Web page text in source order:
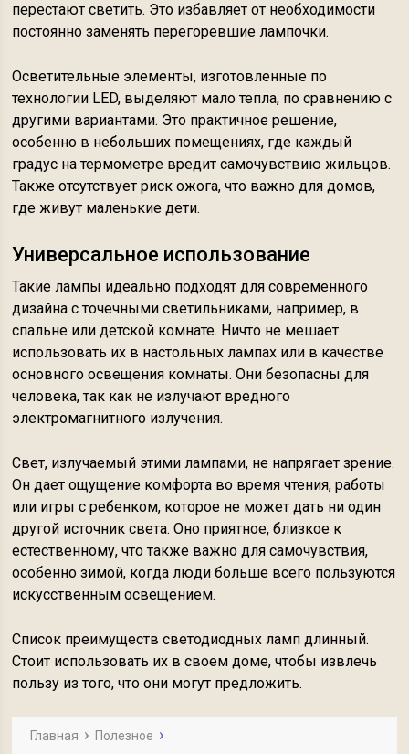
перестают светить. Это избавляет от необходимости
постоянно заменять перегоревшие лампочки.
Осветительные элементы, изготовленные по
технологии LED, выделяют мало тепла, по сравнению с
другими вариантами. Это практичное решение,
особенно в небольших помещениях, где каждый
градус на термометре вредит самочувствию жильцов.
Также отсутствует риск ожога, что важно для домов,
где живут маленькие дети.
Универсальное использование
Такие лампы идеально подходят для современного
дизайна с точечными светильниками, например, в
спальне или детской комнате. Ничто не мешает
использовать их в настольных лампах или в качестве
основного освещения комнаты. Они безопасны для
человека, так как не излучают вредного
электромагнитного излучения.
Свет, излучаемый этими лампами, не напрягает зрение.
Он дает ощущение комфорта во время чтения, работы
или игры с ребенком, которое не может дать ни один
другой источник света. Оно приятное, близкое к
естественному, что также важно для самочувствия,
особенно зимой, когда люди больше всего пользуются
искусственным освещением.
Список преимуществ светодиодных ламп длинный.
Стоит использовать их в своем доме, чтобы извлечь
пользу из того, что они могут предложить.
Главная Полезное